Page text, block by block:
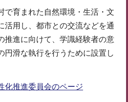
で育まれた自然環境・生活・文
活用し、都市との交流などを通
推進に向けて、学識経験者の意
円滑な執行を行うために設置し
化推進委員会のページ